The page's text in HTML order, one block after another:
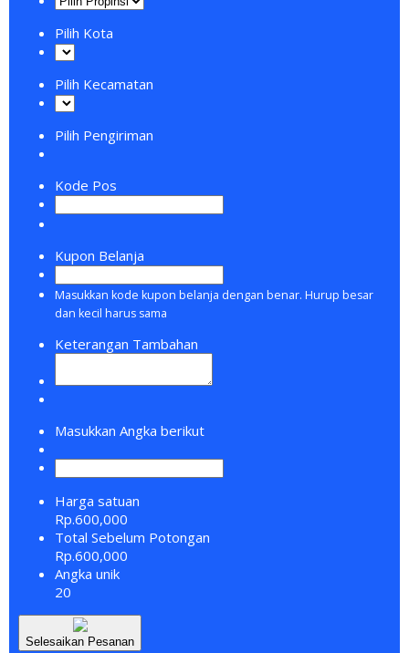
Pilih Kota
Pilih Kecamatan
Pilih Pengiriman
Kode Pos
Kupon Belanja
Masukkan kode kupon belanja dengan benar. Hurup besar
dan kecil harus sama
Keterangan Tambahan
Masukkan Angka berikut
Harga satuan
Rp.600,000
Total Sebelum Potongan
Rp.600,000
Angka unik
20
Selesaikan Pesanan